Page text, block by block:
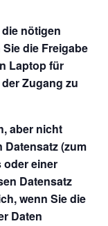
nötigen
die Freigabe
Laptop für
Zugang zu
aber nicht
Datensatz (zum
oder einer
Datensatz
wenn Sie die
Daten